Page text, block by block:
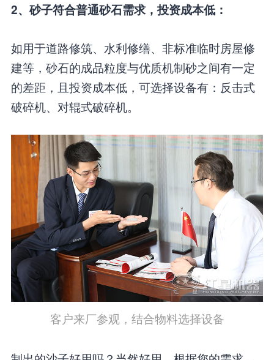
2、砂子符合普通砂石需求，投资成本低：
如用于道路修筑、水利修缮、非标准临时房屋修
建等，砂石的成品粒度与优质机制砂之间有一定
的差距，且投资成本低，可选择设备有：反击式
破碎机、对辊式破碎机。
客户来厂参观，结合物料选择设备